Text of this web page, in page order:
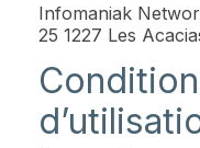
Infomaniak
25 1227 Les